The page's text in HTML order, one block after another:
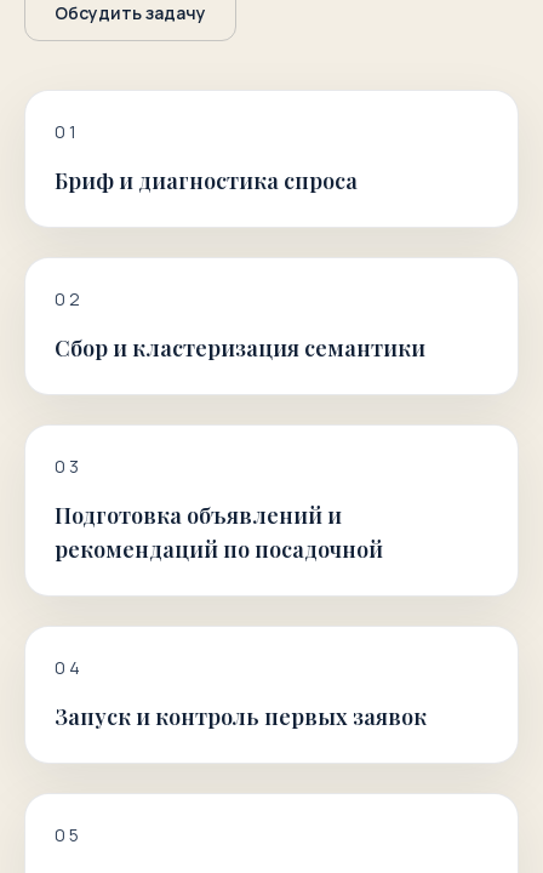
Обсудить задачу
01
Бриф и диагностика спроса
02
Сбор и кластеризация семантики
0 3
Подготовка объявлений и
рекомендаций по посадочной
0 4
Запуск и контроль первых заявок
05